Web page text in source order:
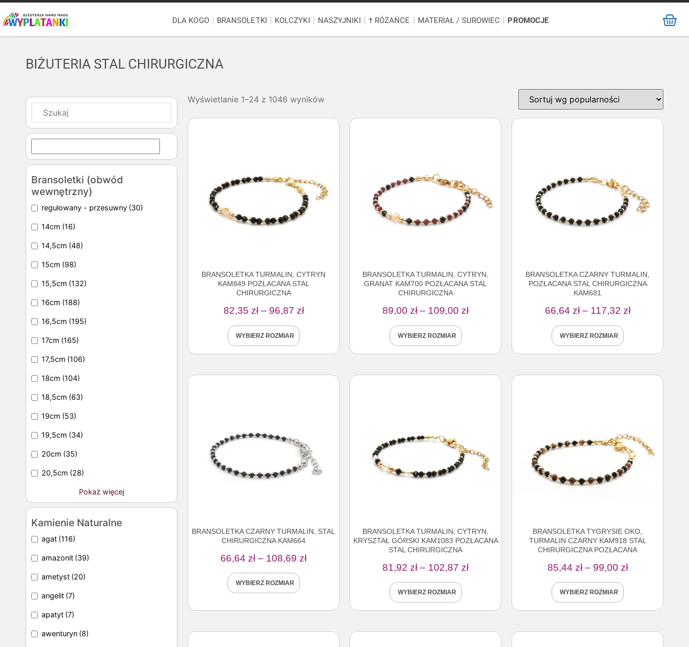
DLA KOGO BRANSOLETKI KOLCZYKI NASZYJNIKI † RÓŻAŃCE MATERIAŁ / SUROWIEC PROMOCJE
BIŻUTERIA STAL CHIRURGICZNA
Bransoletki (obwód
wewnętrzny)
regulowany - przesuwny (30)
14cm (16)
14,5cm (48)
15cm (98)
15,5cm (132)
16cm (188)
16,5cm (195)
17cm (165)
17,5cm (106)
18cm (104)
18,5cm (63)
19cm (53)
19,5cm (34)
20cm (35)
20,5cm (28)
Pokaż więcej
Kamienie Naturalne
agat (116)
amazonit (39)
ametyst (20)
angelit (7)
apatyt (7)
awenturyn (8)
Wyświetlanie 1–24 z 1046 wyników
BRANSOLETKA TURMALIN, CYTRYN
KAM849 POZŁACANA STAL
CHIRURGICZNA
82,35 zł – 96,87 zł
WYBIERZ ROZMIAR
BRANSOLETKA TURMALIN, CYTRYN,
GRANAT KAM700 POZŁACANA STAL
CHIRURGICZNA
89,00 zł – 109,00 zł
WYBIERZ ROZMIAR
BRANSOLETKA CZARNY TURMALIN,
POZŁACANA STAL CHIRURGICZNA
KAM681
66,64 zł – 117,32 zł
WYBIERZ ROZMIAR
BRANSOLETKA CZARNY TURMALIN, STAL
CHIRURGICZNA KAM664
66,64 zł – 108,69 zł
WYBIERZ ROZMIAR
BRANSOLETKA TURMALIN, CYTRYN,
KRYSZTAŁ GÓRSKI KAM1083 POZŁACANA
STAL CHIRURGICZNA
81,92 zł – 102,87 zł
WYBIERZ ROZMIAR
BRANSOLETKA TYGRYSIE OKO,
TURMALIN CZARNY KAM918 STAL
CHIRURGICZNA POZŁACANA
85,44 zł – 99,00 zł
WYBIERZ ROZMIAR